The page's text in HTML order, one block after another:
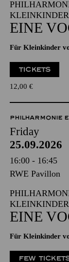
EINE
Für Kleinkinder
TICKETS
12,00 €
PHILHARMONIE
Friday
25.09.2026
16:00 - 16:45
RWE Pavillon
EINE
Für Kleinkinder
FEW